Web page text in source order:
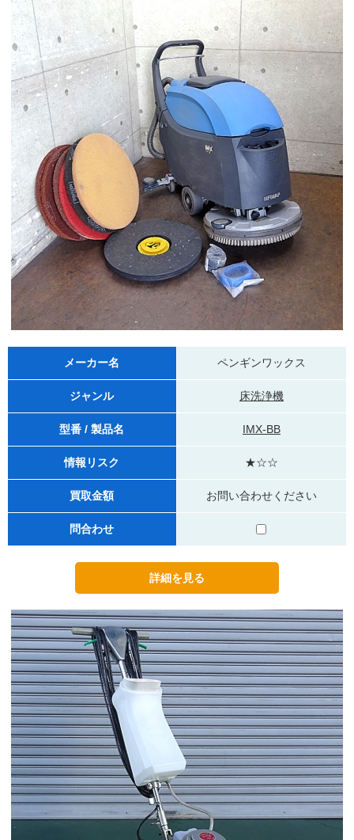
メーカー名 ペンギンワックス
ジャンル 床洗浄機
型番 / 製品名 IMX-BB
情報リスク ★☆☆
買取金額 お問い合わせください
問合わせ